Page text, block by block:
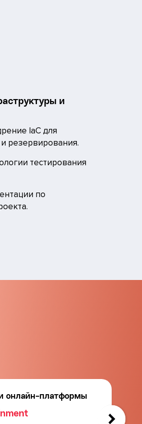
и
IaC для
резервирования.
тестирования
по
онлайн-платформы